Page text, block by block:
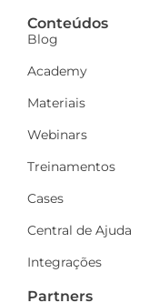
Conteúdos
Blog
Academy
Materiais
Webinars
Treinamentos
Cases
Central de Ajuda
Integrações
Partners